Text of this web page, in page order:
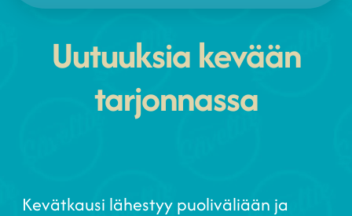
Uutuuksia kevään
tarjonnassa
Kevätkausi lähestyy puoliväliään ja